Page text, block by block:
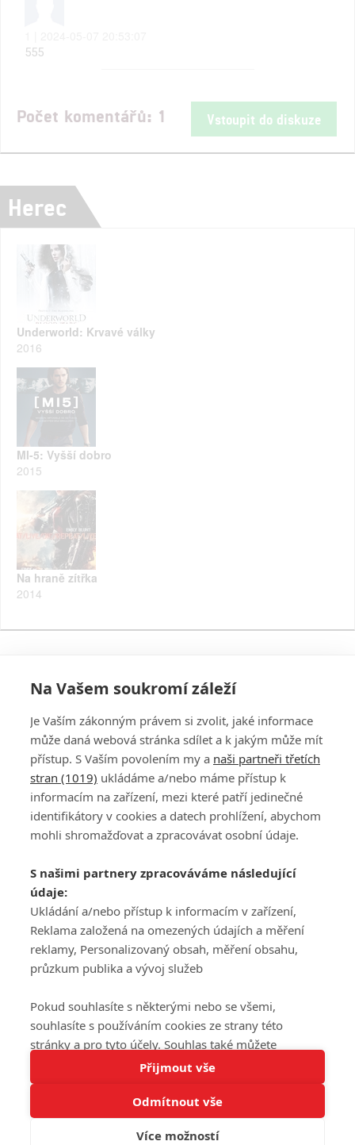
Tato stránka používá soubory cookies.
Rozumím
555
Počet komentářů: 1 Vstoupit do diskuze
Herec
Underworld: Krvavé války
2016
MI-5: Vyšší dobro
2015
Na hraně zítřka
2014
PŘIHLÁSIT
REGISTROVAT
DISKUZE
Šéfredaktorkou webu jePetr Slavík, e-mailserialy@fandimefilmu.cz
Máte-li zájem o inzerci na našem webu napište nám na e-mail
studio@koncal.com
Ochrana osobních údajů|Zásady používání cookies |Pravidla webu
Upravit nastavení soukromí
© 2016 – 2026 FandimeSerialum.cz / All rights reserved /
Koncal studio s.r.o., IČO: 03604071, Lýskova 2073/57, Stodůlky, 155
Na Vašem soukromí záleží
Je Vaším zákonným právem si zvolit, jaké informace
může daná webová stránka sdílet a k jakým může mít
přístup. S Vaším povolením my a naši partneři třetích
stran (1019) ukládáme a/nebo máme přístup k
informacím na zařízení, mezi které patří jedinečné
identifikátory v cookies a datech prohlížení, abychom
mohli shromažďovat a zpracovávat osobní údaje.
S našimi partnery zpracováváme následující
údaje:
Ukládání a/nebo přístup k informacím v zařízení,
Reklama založená na omezených údajích a měření
reklamy, Personalizovaný obsah, měření obsahu,
průzkum publika a vývoj služeb
Pokud souhlasíte s některými nebo se všemi,
souhlasíte s používáním cookies ze strany této
stránky a pro tyto účely. Souhlas také můžete
odmítnout, ale v takovém případě vám na stránce
nebudou k dispozici některé personalizované funkce.
Vaše volby souhlasu se budou vztahovat pouze na
tuto webovou stránku. Vaše nastavení a odvolání
souhlasu můžete kdykoli změnit na stránce s
Přijmout vše
Odmítnout vše
Více možností